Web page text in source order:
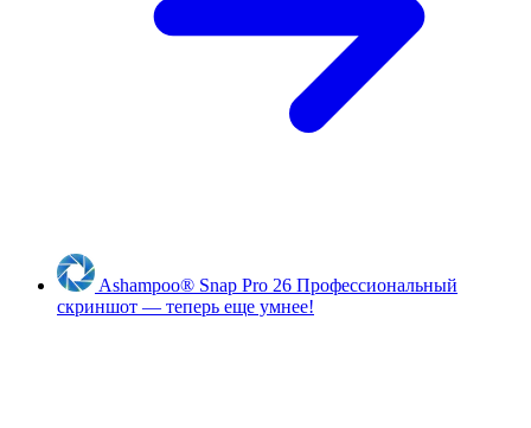
Ashampoo® Snap Pro 26 Профессиональный
скриншот — теперь еще умнее!